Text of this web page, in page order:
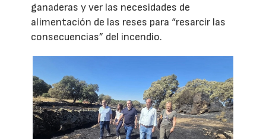
ganaderas y ver las necesidades de
alimentación de las reses para “resarcir las
consecuencias” del incendio.